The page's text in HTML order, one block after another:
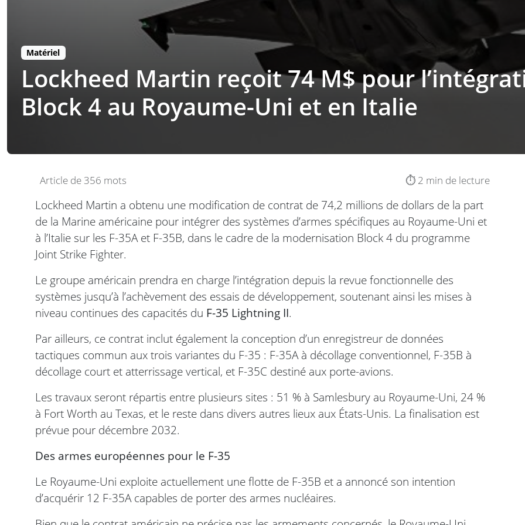
Matériel
Lockheed Martin reçoit 74 M$ pour
Block 4 au Royaume-Uni et en Italie
Article de 356 mots ⏱️ 2 min de lecture
Lockheed Martin a obtenu une modification de contrat de 74,2 millions de dollars de la part
de la Marine américaine pour intégrer des systèmes d’armes spécifiques au Royaume-Uni et
à l’Italie sur les F-35A et F-35B, dans le cadre de la modernisation Block 4 du programme
Joint Strike Fighter.
Le groupe américain prendra en charge l’intégration depuis la revue fonctionnelle des
systèmes jusqu’à l’achèvement des essais de développement, soutenant ainsi les mises à
niveau continues des capacités du F-35 Lightning II.
Par ailleurs, ce contrat inclut également la conception d’un enregistreur de données
tactiques commun aux trois variantes du F-35 : F-35A à décollage conventionnel, F-35B à
décollage court et atterrissage vertical, et F-35C destiné aux porte-avions.
Les travaux seront répartis entre plusieurs sites : 51 % à Samlesbury au Royaume-Uni, 24 %
à Fort Worth au Texas, et le reste dans divers autres lieux aux États-Unis. La finalisation est
prévue pour décembre 2032.
Des armes européennes pour le F-35
Le Royaume-Uni exploite actuellement une flotte de F-35B et a annoncé son intention
d’acquérir 12 F-35A capables de porter des armes nucléaires.